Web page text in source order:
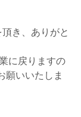
き、ありがと
に戻りますの
願いいたしま